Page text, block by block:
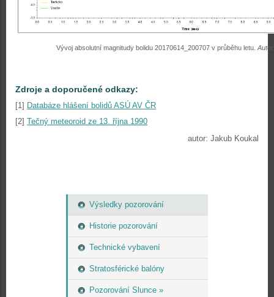
Výsledky pozorování
Historie pozorování
Technické vybavení
Stratosférické balóny
Pozorování Slunce »
Vývoj absolutní magnitudy bolidu 20170614_200707 v průběhu letu.
Zdroje a doporučené odkazy:
[1] Databáze hlášení bolidů ASÚ AV ČR
[2] Tečný meteoroid ze 13. října 1990
autor: Jakub Koukal